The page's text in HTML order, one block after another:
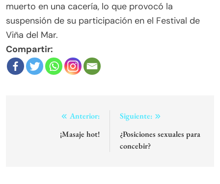
muerto en una cacería, lo que provocó la
suspensión de su participación en el Festival de
Viña del Mar.
Compartir:
NavegaciónAnterior:
¡Masaje hot!
Siguiente:
¿Posiciones sexuales para
concebir?